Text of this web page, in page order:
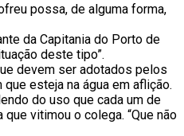
possa, de alguma forma,
da Capitania do Porto de
deste tipo”.
devem ser adotados pelos
esteja na água em aflição.
do uso que cada um de
vitimou o colega. “Que não